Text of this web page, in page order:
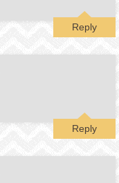
Reply
Reply